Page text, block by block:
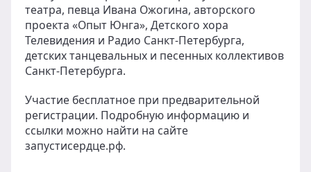
театра, певца Ивана Ожогина, авторского
проекта «Опыт Юнга», Детского хора
Телевидения и Радио Санкт-Петербурга,
детских танцевальных и песенных коллективов
Санкт-Петербурга.
Участие бесплатное при предварительной
регистрации. Подробную информацию и
ссылки можно найти на сайте
запустисердце.рф.